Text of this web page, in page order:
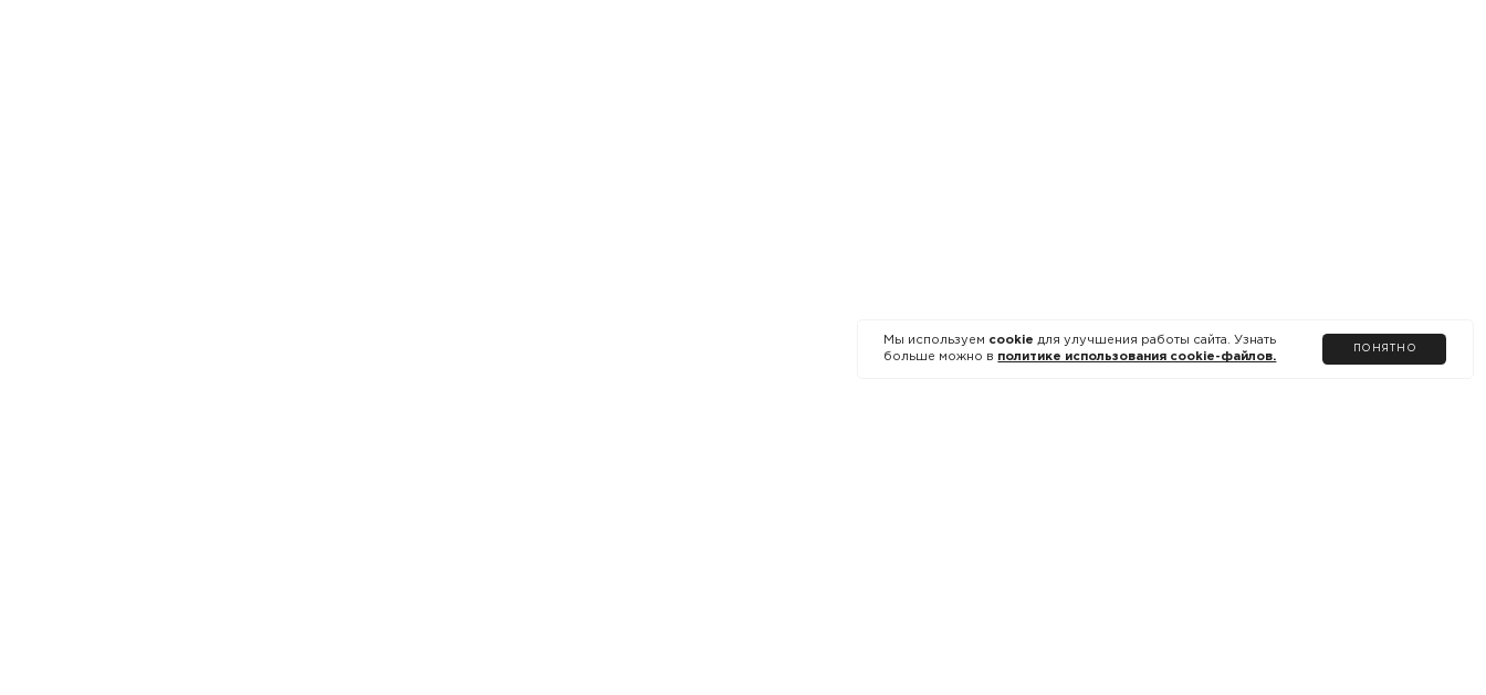
Мы используем cookie для улучшения работы сайта. Узнать
больше можно в политике использования cookie-файлов.
ПОНЯТНО